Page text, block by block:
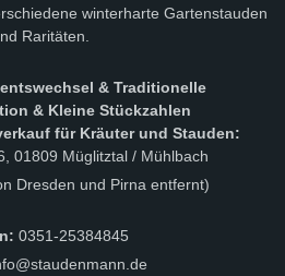
winterharte Gartenstauden
Raritäten.
& Traditionelle
& Kleine Stückzahlen
für Kräuter und Stauden:
01809 Müglitztal / Mühlbach
Dresden und Pirna entfernt)
0351-25384845